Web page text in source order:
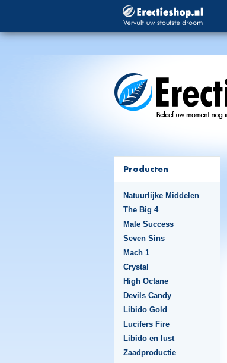
Producten
Natuurlijke Middelen
The Big 4
Male Success
Seven Sins
Mach 1
Crystal
High Octane
Devils Candy
Libido Gold
Lucifers Fire
Libido en lust
Zaadproductie